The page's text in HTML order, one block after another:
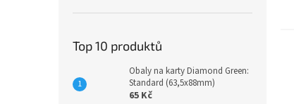
Top 10 produktů
Obaly na karty Diamond Green:
Standard (63,5x88mm)
65 Kč